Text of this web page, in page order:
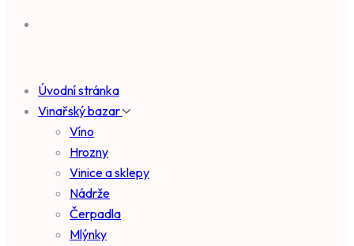
Úvodní stránka
Vinařský bazar
Víno
Hrozny
Vinice a sklepy
Nádrže
Čerpadla
Mlýnky